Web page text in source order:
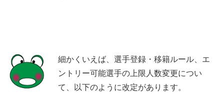
細かくいえば、選手登録・移籍ルール、エ
ントリー可能選手の上限人数変更につい
て、以下のように改定があります。